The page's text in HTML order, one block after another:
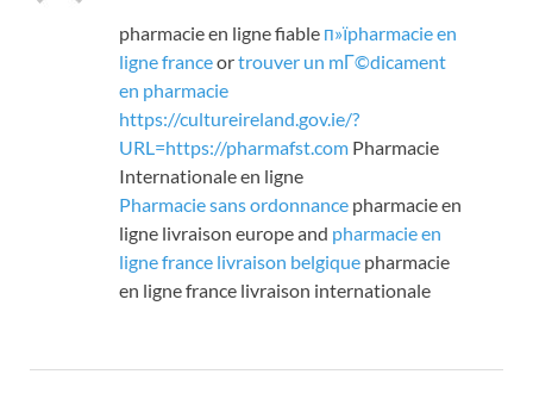
pharmacie en ligne fiable п»їpharmacie en
ligne franceortrouver un mГ©dicament
en pharmacie
https://cultureireland.gov.ie/?
URL=https://pharmafst.com Pharmacie
Internationale en ligne
Pharmacie sans ordonnance pharmacie en
ligne livraison europe and pharmacie en
ligne france livraison belgique pharmacie
en ligne france livraison internationale